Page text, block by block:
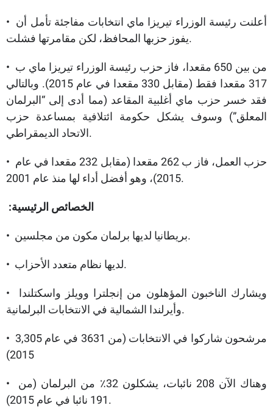
• أعلنت رئيسة الوزراء تيريزا ماي انتخابات مفاجئة تأمل أن
يفوز حزبها المحافظ، لكن مقامرتها فشلت.
• من بين 650 مقعدا، فاز حزب رئيسة الوزراء تيريزا ماي ب
317 مقعدا فقط (مقابل 330 مقعدا في عام 2015). وبالتالي
فقد خسر حزب ماي أغلبية المقاعد (مما أدى إلى “البرلمان
المعلق”) وسوف يشكل حكومة ائتلافية بمساعدة حزب
الاتحاد الديمقراطي.
• حزب العمل، فاز ب 262 مقعدا (مقابل 232 مقعدا في عام
2015)، وهو أفضل أداء لها منذ عام 2001.
الخصائص الرئيسية:
• بريطانيا لديها برلمان مكون من مجلسين.
• لديها نظام متعدد الأحزاب.
• ويشارك الناخبون المؤهلون من إنجلترا وويلز واسكتلندا
وأيرلندا الشمالية في الانتخابات البرلمانية.
• 3,305 مرشحون شاركوا في الانتخابات (من 3631 في عام
2015)
• وهناك الآن 208 نائبات، يشكلون 32٪ من البرلمان (من
191 نائبا في عام 2015).